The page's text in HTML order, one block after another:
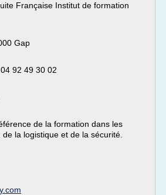
Française Institut de formation
Gap
92 49 30 02
de la formation dans les
la logistique et de la sécurité.